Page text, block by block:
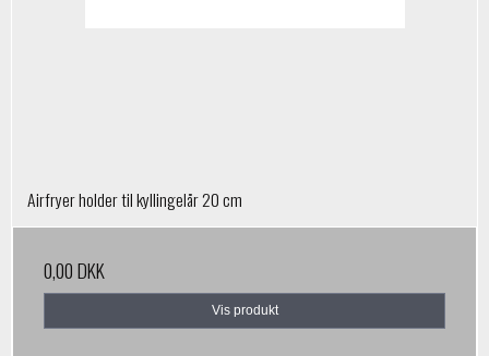
Airfryer holder til kyllingelår 20 cm
0,00 DKK
Vis produkt